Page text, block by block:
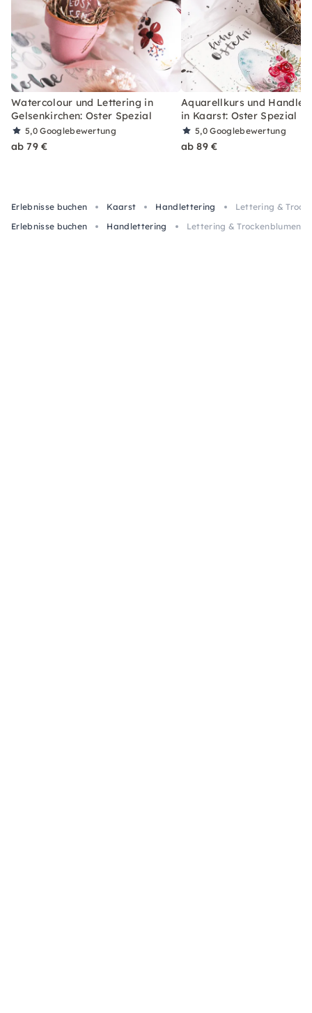
Watercolour und Lettering in
Gelsenkirchen: Oster Spezial
5,0Googlebewertung
ab 79 €
Aquarellkurs und
in Kaarst: Oster Spezial
5,0Googlebewertung
ab 89 €
Erlebnisse buchen Kaarst Handlettering
Lettering &
Erlebnisse buchen
Handlettering Lettering & Trockenblumen